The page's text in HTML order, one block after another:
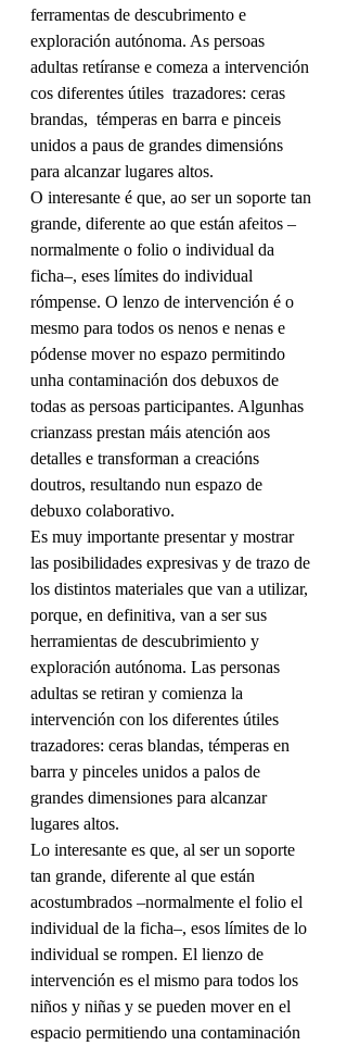
ferramentas de descubrimento e
exploración autónoma. As persoas
adultas retíranse e comeza a intervención
cos diferentes útiles  trazadores: ceras
brandas,  témperas en barra e pinceis
unidos a paus de grandes dimensións
para alcanzar lugares altos.
O interesante é que, ao ser un soporte tan
grande, diferente ao que están afeitos –
normalmente o folio o individual da
ficha–, eses límites do individual
rómpense. O lenzo de intervención é o
mesmo para todos os nenos e nenas e
pódense mover no espazo permitindo
unha contaminación dos debuxos de
todas as persoas participantes. Algunhas
crianzass prestan máis atención aos
detalles e transforman a creacións
doutros, resultando nun espazo de
debuxo colaborativo.
Es muy importante presentar y mostrar
las posibilidades expresivas y de trazo de
los distintos materiales que van a utilizar,
porque, en definitiva, van a ser sus
herramientas de descubrimiento y
exploración autónoma. Las personas
adultas se retiran y comienza la
intervención con los diferentes útiles
trazadores: ceras blandas, témperas en
barra y pinceles unidos a palos de
grandes dimensiones para alcanzar
lugares altos.
Lo interesante es que, al ser un soporte
tan grande, diferente al que están
acostumbrados –normalmente el folio el
individual de la ficha–, esos límites de lo
individual se rompen. El lienzo de
intervención es el mismo para todos los
niños y niñas y se pueden mover en el
espacio permitiendo una contaminación